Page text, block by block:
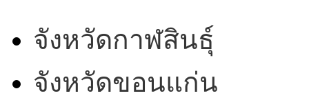
จังหวัดกาฬสินธุ์
จังหวัดขอนแก่น